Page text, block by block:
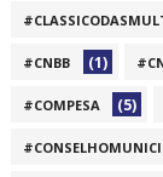
#CNBB (1)
#COMPESA (5)